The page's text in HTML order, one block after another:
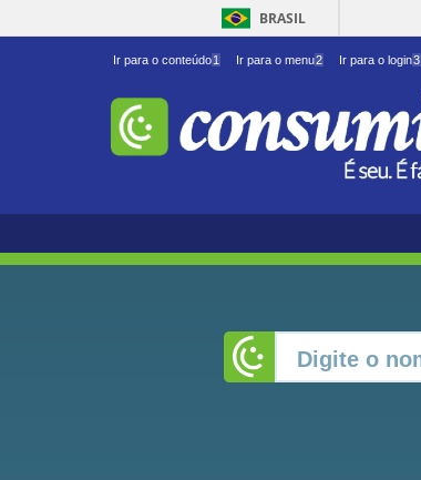
BRASIL
Ir para o conteúdo1 Ir para o menu2 Ir para o login3